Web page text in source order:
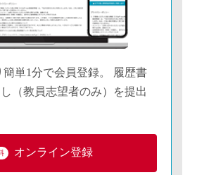
単1分で会員登録。 履歴書
（教員志望者のみ）を提出
オンライン登録